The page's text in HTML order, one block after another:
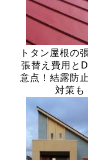
トタン屋根の
張替え費用と
意点！結露防
対策も